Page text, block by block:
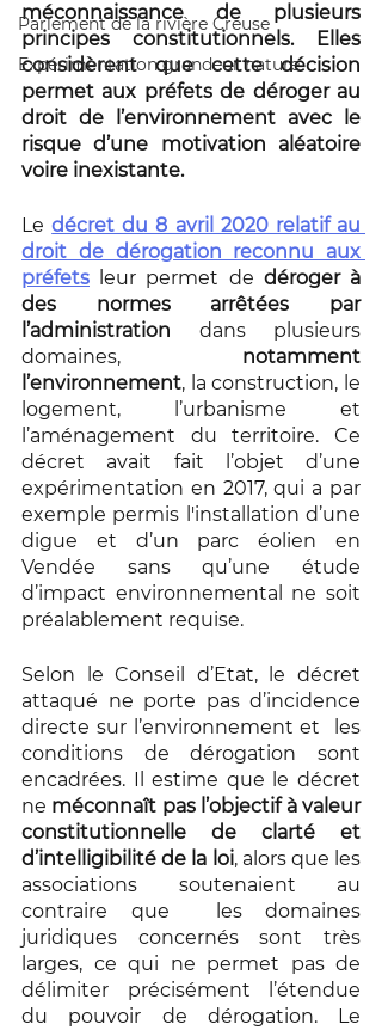
Parlement de la rivière Creuse
Expérimentation grandeur nature
méconnaissance de plusieurs
principes constitutionnels. Elles
considèrent que cette décision
permet aux préfets de déroger au
droit de l’environnement avec le
risque d’une motivation aléatoire
voire inexistante.
Le décret du 8 avril 2020 relatif au
droit de dérogation reconnu aux
préfets
leur permet de déroger à
des normes arrêtées par
l’administration dans plusieurs
domaines, notamment
l’environnement, la construction, le
logement, l’urbanisme et
l’aménagement du territoire. Ce
décret avait fait l’objet d’une
expérimentation en 2017, qui a par
exemple permis l'installation d’une
digue et d’un parc éolien en
Vendée sans qu’une étude
d’impact environnemental ne soit
préalablement requise.
Selon le Conseil d’Etat, le décret
attaqué ne porte pas d’incidence
directe sur l’environnement et  les
conditions de dérogation sont
encadrées. Il estime que le décret
ne méconnaît pas l’objectif à valeur
constitutionnelle de clarté et
d’intelligibilité de la loi, alors que les
associations soutenaient au
contraire que  les domaines
juridiques concernés sont très
larges, ce qui ne permet pas de
délimiter précisément l’étendue
du pouvoir de dérogation. Le